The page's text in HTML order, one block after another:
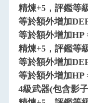
精煉+5，評鑑等
等於額外增加
等於額外增加HP
精煉+5，評鑑等
等於額外增加
等於額外增加HP
4級武器(包含影